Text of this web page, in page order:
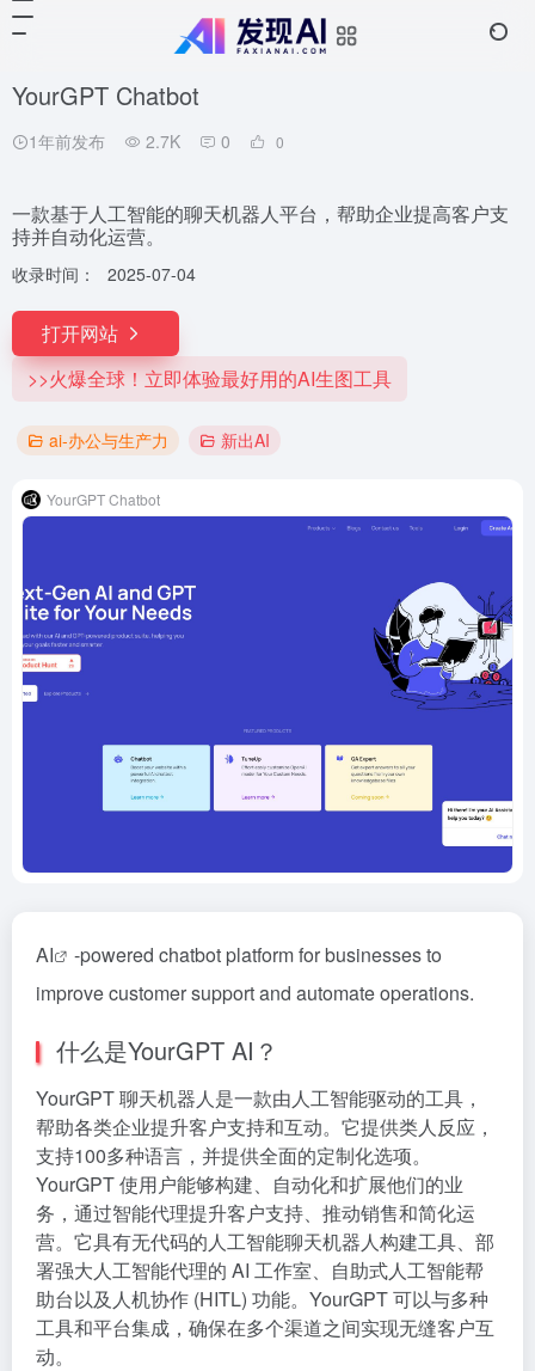
YourGPT Chatbot
1年前发布 2.7K 0 0
一款基于人工智能的聊天机器人平台，帮助企业提高客户支
持并自动化运营。
收录时间： 2025-07-04
打开网站
>>火爆全球！立即体验最好用的AI生图工具
ai-办公与生产力 新出AI
YourGPT Chatbot
AI
-powered chatbot platform for businesses to
improve customer support and automate operations.
什么是YourGPT AI？
YourGPT 聊天机器人是一款由人工智能驱动的工具，
帮助各类企业提升客户支持和互动。它提供类人反应，
支持100多种语言，并提供全面的定制化选项。
YourGPT 使用户能够构建、自动化和扩展他们的业
务，通过智能代理提升客户支持、推动销售和简化运
营。它具有无代码的人工智能聊天机器人构建工具、部
署强大人工智能代理的 AI 工作室、自助式人工智能帮
助台以及人机协作 (HITL) 功能。YourGPT 可以与多种
工具和平台集成，确保在多个渠道之间实现无缝客户互
动。